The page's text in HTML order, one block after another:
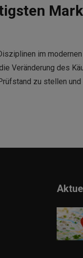
im
Veränderung des
zu stellen